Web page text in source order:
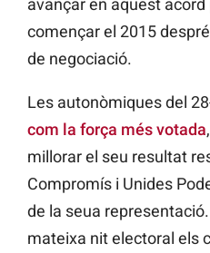
avançar en aquest
començar el 2015
de negociació.
Les autonòmiques del
com la força més votada
millorar el seu resultat
Compromís i Unides
de la seua
mateixa nit electoral els